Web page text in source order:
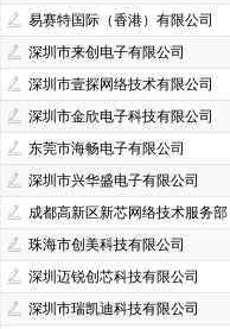
SOC(赛元微)(1)
Anlogic(安路科技)(1)
SHOU HAN(首韩)(1)
易赛特国际（香港）有限公司
深圳市来创电子有限公司
深圳市壹探网络技术有限公司
深圳市金欣电子科技有限公司
东莞市海畅电子有限公司
深圳市兴华盛电子有限公司
成都高新区新芯网络技术服务部
珠海市创美科技有限公司
深圳迈锐创芯科技有限公司
深圳市瑞凯迪科技有限公司